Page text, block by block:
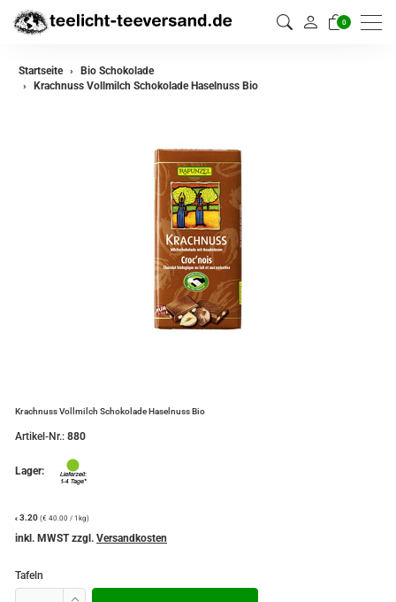
0
Startseite
Bio Schokolade
Krachnuss Vollmilch Schokolade Haselnuss Bio
Krachnuss Vollmilch Schokolade Haselnuss Bio
Artikel-Nr.: 880
Lager:
€ 3.20 (€ 40.00 / 1kg)
inkl. MWST zzgl. Versandkosten
Tafeln